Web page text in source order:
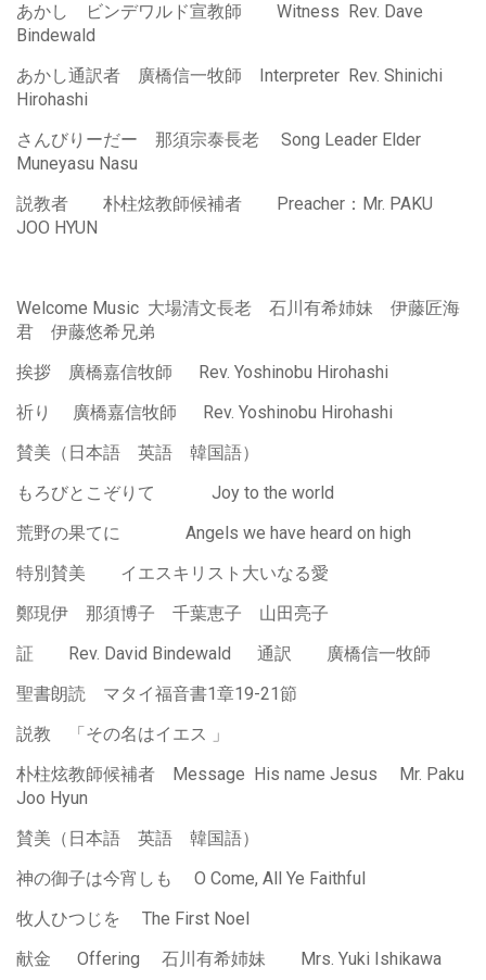
あかし ビンデワルド宣教師 Witness Rev. Dave
Bindewald
あかし通訳者 廣橋信一牧師 Interpreter Rev. Shinichi
Hirohashi
さんびりーだー 那須宗泰長老 Song Leader Elder
Muneyasu Nasu
説教者 朴柱炫教師候補者 Preacher：Mr. PAKU
JOO HYUN
Welcome Music 大場清文長老 石川有希姉妹 伊藤匠海
君 伊藤悠希兄弟
挨拶 廣橋嘉信牧師 Rev. Yoshinobu Hirohashi
祈り 廣橋嘉信牧師 Rev. Yoshinobu Hirohashi
賛美（日本語 英語 韓国語）
もろびとこぞりて Joy to the world
荒野の果てに Angels we have heard on high
特別賛美 イエスキリスト大いなる愛
鄭現伊 那須博子 千葉恵子 山田亮子
証 Rev. David Bindewald 通訳 廣橋信一牧師
聖書朗読 マタイ福音書1章19-21節
説教 「その名はイエス 」
朴柱炫教師候補者 Message His name Jesus Mr. Paku
Joo Hyun
賛美（日本語 英語 韓国語）
神の御子は今宵しも O Come, All Ye Faithful
牧人ひつじを The First Noel
献金 Offering 石川有希姉妹 Mrs. Yuki Ishikawa